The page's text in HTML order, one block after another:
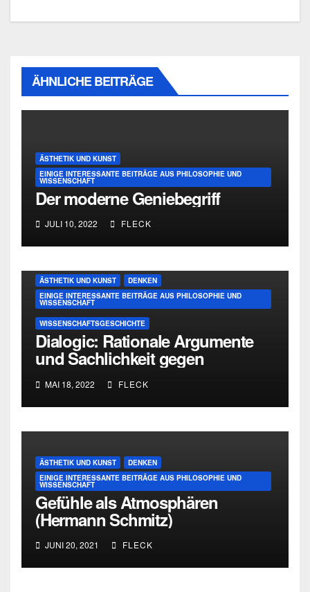
ÄHNLICHE BEITRÄGE
ÄSTHETIK UND KUNST
EINIGE INTERESSANTE BEITRÄGE AUS PHILOSOPHIE UND
WISSENSCHAFT
Der moderne Geniebegriff
JULI 10, 2022 FLECK
ÄSTHETIK UND KUNST
DENKEN
EINIGE INTERESSANTE BEITRÄGE AUS PHILOSOPHIE UND
WISSENSCHAFT
WISSENSCHAFTSGESCHICHTE
Dialogic: Rationale Argumente
und Sachlichkeit gegen
Personenkult und
Genieverehrung
MAI 18, 2022 FLECK
ÄSTHETIK UND KUNST
DENKEN
EINIGE INTERESSANTE BEITRÄGE AUS PHILOSOPHIE UND
WISSENSCHAFT
Gefühle als Atmosphären
(Hermann Schmitz)
JUNI 20, 2021 FLECK